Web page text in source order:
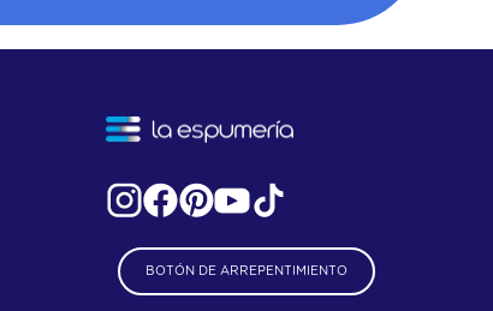
BOTÓN DE ARREPENTIMIENTO